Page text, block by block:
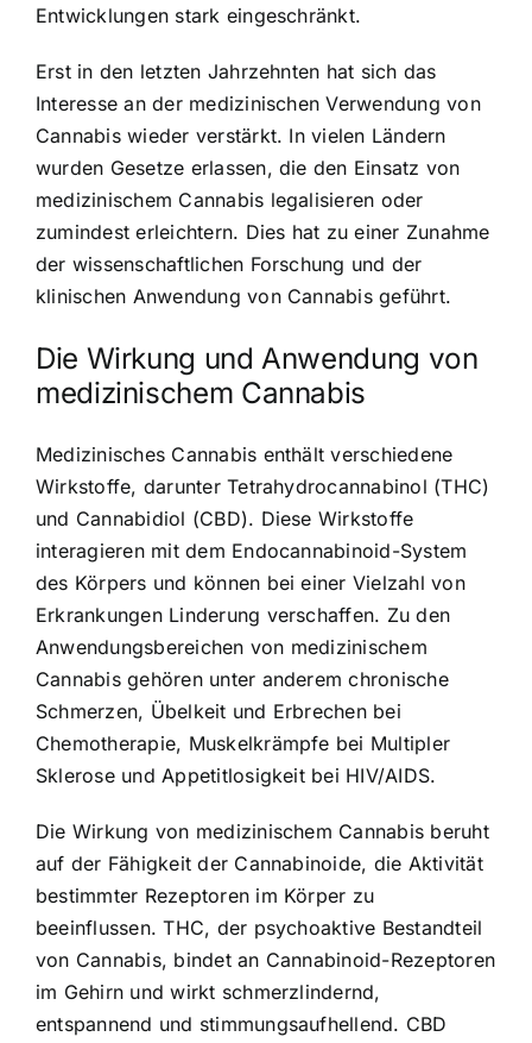
Entwicklungen stark eingeschränkt.
Erst in den letzten Jahrzehnten hat sich das
Interesse an der medizinischen Verwendung von
Cannabis wieder verstärkt. In vielen Ländern
wurden Gesetze erlassen, die den Einsatz von
medizinischem Cannabis legalisieren oder
zumindest erleichtern. Dies hat zu einer Zunahme
der wissenschaftlichen Forschung und der
klinischen Anwendung von Cannabis geführt.
Die Wirkung und Anwendung von
medizinischem Cannabis
Medizinisches Cannabis enthält verschiedene
Wirkstoffe, darunter Tetrahydrocannabinol (THC)
und Cannabidiol (CBD). Diese Wirkstoffe
interagieren mit dem Endocannabinoid-System
des Körpers und können bei einer Vielzahl von
Erkrankungen Linderung verschaffen. Zu den
Anwendungsbereichen von medizinischem
Cannabis gehören unter anderem chronische
Schmerzen, Übelkeit und Erbrechen bei
Chemotherapie, Muskelkrämpfe bei Multipler
Sklerose und Appetitlosigkeit bei HIV/AIDS.
Die Wirkung von medizinischem Cannabis beruht
auf der Fähigkeit der Cannabinoide, die Aktivität
bestimmter Rezeptoren im Körper zu
beeinflussen. THC, der psychoaktive Bestandteil
von Cannabis, bindet an Cannabinoid-Rezeptoren
im Gehirn und wirkt schmerzlindernd,
entspannend und stimmungsaufhellend. CBD